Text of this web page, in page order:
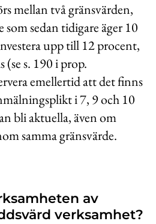
mellan två gränsvärden,
som sedan tidigare äger 10
upp till 12 procent,
(se s. 190 i prop.
emellertid att det finns
i 7, 9 och 10
bli aktuella, även om
samma gränsvärde.
av
verksamhet?